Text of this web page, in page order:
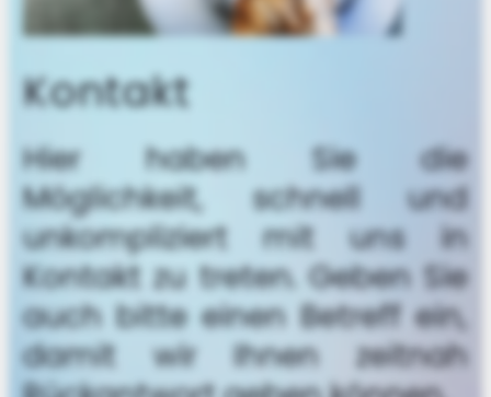
Kontakt
Hier haben Sie die
Möglichkeit, schnell und
unkompliziert mit uns in
Kontakt zu treten. Geben Sie
auch bitte einen Betreff ein,
damit wir Ihnen zeitnah